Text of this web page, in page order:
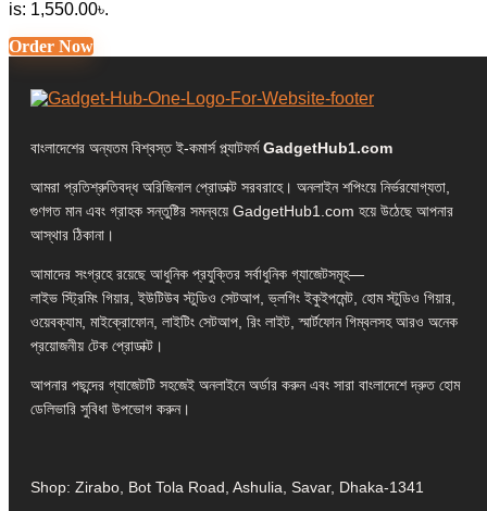
is: 1,550.00৳.
Order Now
বাংলাদেশের অন্যতম বিশ্বস্ত ই-কমার্স প্ল্যাটফর্মGadgetHub1.com
আমরা প্রতিশ্রুতিবদ্ধ অরিজিনাল প্রোডাক্ট সরবরাহে। অনলাইন শপিংয়ে নির্ভরযোগ্যতা,
গুণগত মান এবং গ্রাহক সন্তুষ্টির সমন্বয়ে GadgetHub1.com হয়ে উঠেছে আপনার
আস্থার ঠিকানা।
আমাদের সংগ্রহে রয়েছে আধুনিক প্রযুক্তির সর্বাধুনিক গ্যাজেটসমূহ—
লাইভ স্ট্রিমিং গিয়ার, ইউটিউব স্টুডিও সেটআপ, ভ্লগিং ইকুইপমেন্ট, হোম স্টুডিও গিয়ার,
ওয়েবক্যাম, মাইক্রোফোন, লাইটিং সেটআপ, রিং লাইট, স্মার্টফোন গিম্বলসহ আরও অনেক
প্রয়োজনীয় টেক প্রোডাক্ট।
আপনার পছন্দের গ্যাজেটটি সহজেই অনলাইনে অর্ডার করুন এবং সারা বাংলাদেশে দ্রুত হোম
ডেলিভারি সুবিধা উপভোগ করুন।
Shop: Zirabo, Bot Tola Road, Ashulia, Savar, Dhaka-1341